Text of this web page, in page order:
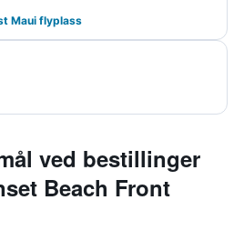
Maui flyplass
ved bestillinger
Beach Front